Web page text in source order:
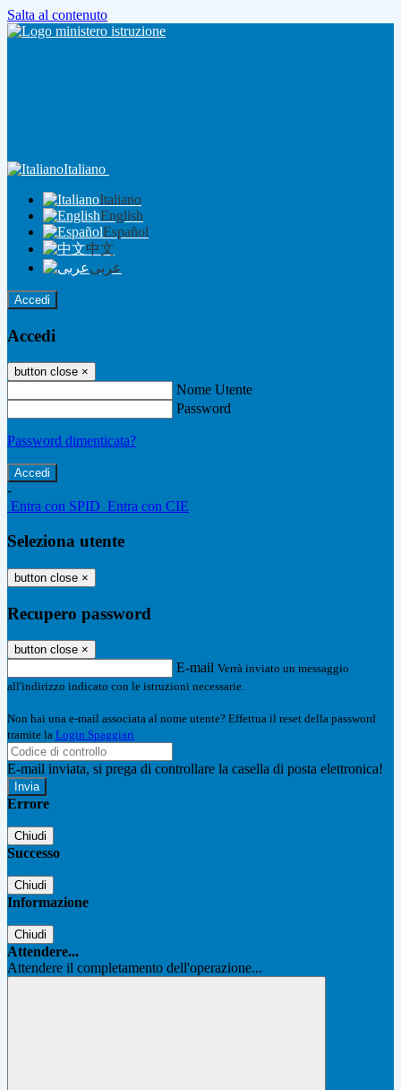
Salta al contenuto
Italiano
Italiano
English
Español
中文
عربى
Accedi
Accedi
button close ×
Nome Utente
Password
Password dimenticata?
-
Entra con SPID Entra con CIE
Seleziona utente
button close ×
Recupero password
button close ×
E-mail Verrà inviato un messaggio
all'indirizzo indicato con le istruzioni necessarie.
Non hai una e-mail associata al nome utente? Effettua il reset della password
tramite la Login Spaggiari
E-mail inviata, si prega di controllare la casella di posta elettronica!
Errore
Chiudi
Successo
Chiudi
Informazione
Chiudi
Attendere...
Attendere il completamento dell'operazione...